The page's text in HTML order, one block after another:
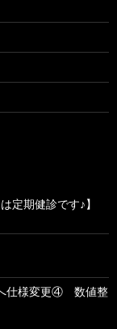
定期健診です♪】
へ仕様変更④ 数値整